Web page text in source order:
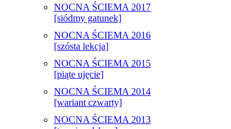
NOCNA ŚCIEMA 2017
[siódmy gatunek]
NOCNA ŚCIEMA 2016
[szósta lekcja]
NOCNA ŚCIEMA 2015
[piąte ujęcie]
NOCNA ŚCIEMA 2014
[wariant czwarty]
NOCNA ŚCIEMA 2013